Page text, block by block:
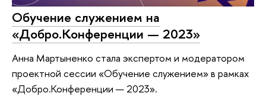
Обучение служением на
«Добро.Конференции — 2023»
Анна Мартыненко стала экспертом и модератором
проектной сессии «Обучение служением» в рамках
«Добро.Конференции — 2023».